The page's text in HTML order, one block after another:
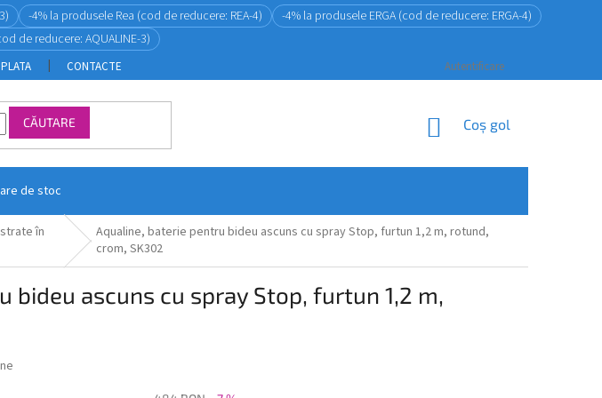
-4% la produsele Rea (cod de reducere: REA-4)
-4% la produsele ERGA (cod de reducere: ERGA-4)
de reducere: AQUALINE-3)
CONTACTE Autentificare
CĂUTARE
COŞ
CUMPĂRĂTURI
Coş gol
de stoc
în
Aqualine, baterie pentru bideu ascuns cu spray Stop, furtun 1,2 m, rotund,
crom, SK302
bideu ascuns cu spray Stop, furtun 1,2 m,